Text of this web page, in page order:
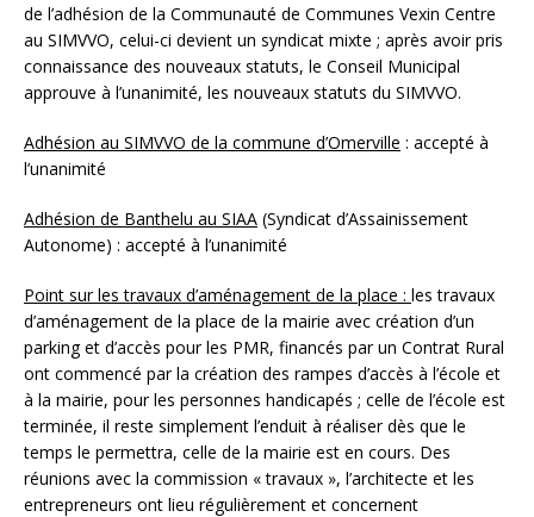
de l’adhésion de la Communauté de Communes Vexin Centre
au SIMVVO, celui-ci devient un syndicat mixte ; après avoir pris
connaissance des nouveaux statuts, le Conseil Municipal
approuve à l’unanimité, les nouveaux statuts du SIMVVO.
Adhésion au SIMVVO de la commune d’Omerville : accepté à
l’unanimité
Adhésion de Banthelu au SIAA (Syndicat d’Assainissement
Autonome) : accepté à l’unanimité
Point sur les travaux d’aménagement de la place : les travaux
d’aménagement de la place de la mairie avec création d’un
parking et d’accès pour les PMR, financés par un Contrat Rural
ont commencé par la création des rampes d’accès à l’école et
à la mairie, pour les personnes handicapés ; celle de l’école est
terminée, il reste simplement l’enduit à réaliser dès que le
temps le permettra, celle de la mairie est en cours. Des
réunions avec la commission « travaux », l’architecte et les
entrepreneurs ont lieu régulièrement et concernent